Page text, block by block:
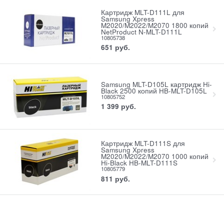
Картридж MLT-D111L для
Samsung Xpress
M2020/M2022/M2070 1800 копий
NetProduct N-MLT-D111L
10805738
651 руб.
Samsung MLT-D105L картридж Hi-
Black 2500 копий HB-MLT-D105L
10805752
1 399 руб.
Картридж MLT-D111S для
Samsung Xpress
M2020/M2022/M2070 1000 копий
Hi-Black HB-MLT-D111S
10805779
811 руб.